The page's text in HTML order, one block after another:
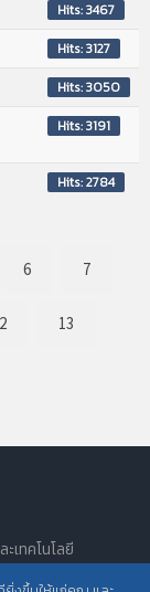
Hits: 3467
Hits: 3127
Hits: 3050
Hits: 3191
Hits: 2784
6 7
13
เทคโนโลยี